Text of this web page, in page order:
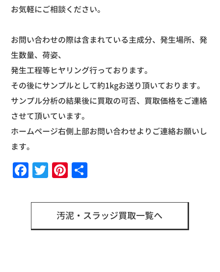
お気軽にご相談ください。
お問い合わせの際は含まれている主成分、発生場所、発
生数量、荷姿、
発生工程等ヒヤリング行っております。
その後にサンプルとして約1kgお送り頂いております。
サンプル分析の結果後に買取の可否、買取価格をご連絡
させて頂いています。
ホームページ右側上部お問い合わせよりご連絡お願いし
ます。
Facebook
TwitterPinterest
汚泥・スラッジ買取一覧へ